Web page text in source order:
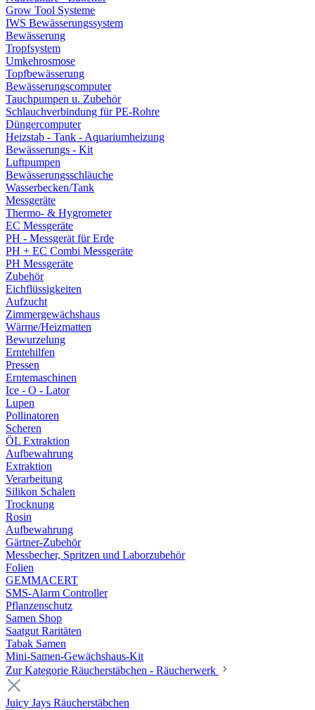
Grow Tool Systeme
IWS Bewässerungssystem
Bewässerung
Tropfsystem
Umkehrosmose
Topfbewässerung
Bewässerungscomputer
Tauchpumpen u. Zubehör
Schlauchverbindung für PE-Rohre
Düngercomputer
Heizstab - Tank - Aquariumheizung
Bewässerungs - Kit
Luftpumpen
Bewässerungsschläuche
Wasserbecken/Tank
Messgeräte
Thermo- & Hygrometer
EC Messgeräte
PH - Messgerät für Erde
PH + EC Combi Messgeräte
PH Messgeräte
Zubehör
Eichflüssigkeiten
Aufzucht
Zimmergewächshaus
Wärme/Heizmatten
Bewurzelung
Erntehilfen
Pressen
Erntemaschinen
Ice - O - Lator
Lupen
Pollinatoren
Scheren
ÖL Extraktion
Aufbewahrung
Extraktion
Verarbeitung
Silikon Schalen
Trocknung
Rosin
Aufbewahrung
Gärtner-Zubehör
Messbecher, Spritzen und Laborzubehör
Folien
GEMMACERT
SMS-Alarm Controller
Pflanzenschutz
Samen Shop
Saatgut Raritäten
Tabak Samen
Mini-Samen-Gewächshaus-Kit
Zur Kategorie Räucherstäbchen - Räucherwerk
Juicy Jays Räucherstäbchen